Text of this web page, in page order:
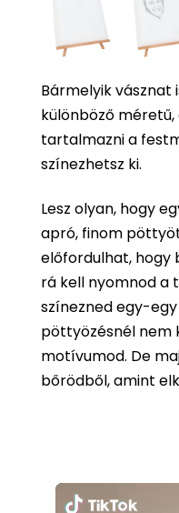
Bármelyik vásznat
különböző
tartalmazni a
színezhetsz ki.
Lesz olyan, hogy
apró, finom
előfordulhat, hogy
rá kell nyomnod a
színezned egy-
pöttyözésnél nem
motívumod. De
bőrödből, amint